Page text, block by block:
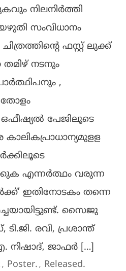
നിലനിർത്തി
സംവിധാനം
ഫസ്റ്റ് ലുക്ക്
നടനും
,
പേജിലൂടെ
എന്നർത്ഥം വരുന്ന
ഇതിനോടകം തന്നെ
സൈജു
രവി, പ്രശാന്ത്
ജാഫർ […]
, Poster. , Released.